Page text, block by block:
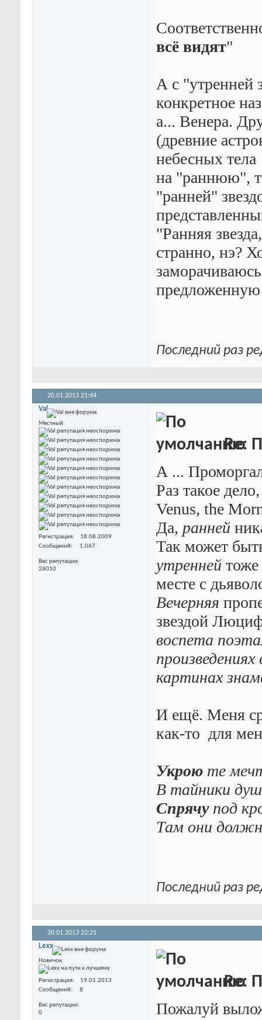
всё видят"
А с "утренней
конкретное
а... Венера.
(древние
небесных тела
на "раннюю",
"ранней"
"Ранняя
странно, нэ?
Последний раз
20.01.2013 21:44
Val
Местный
Регистрация
18.08.2009
Сообщений
1,067
Вес репутации
26010
Re:
А ...
Раз такое
Venus, the
Да, ранней
Так может
утренней тоже
месте с
Вечерняя
звездой
воспета
картинах
И ещё. Меня
как-то для
Укрою те
В тайники
Спрячу под
Там они
Последний раз
20.01.2013 22:21
Lexx
Новичок
Регистрация
19.01.2013
Сообщений
8
Вес репутации
0
Re:
Пожалуй